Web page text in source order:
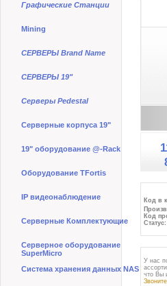
Графические Станции
Mining
СЕРВЕРЫ Brand Name
СЕРВЕРЫ 19"
Серверы Pedestal
Серверные корпуса 19"
19" оборудование @-Rack
Оборудование TFortis
IP видеонаблюдение
Серверные Комплектующие
Серверное оборудование
SuperMicro
Система хранения данных NAS
Код в
Код
У нас
что Вы